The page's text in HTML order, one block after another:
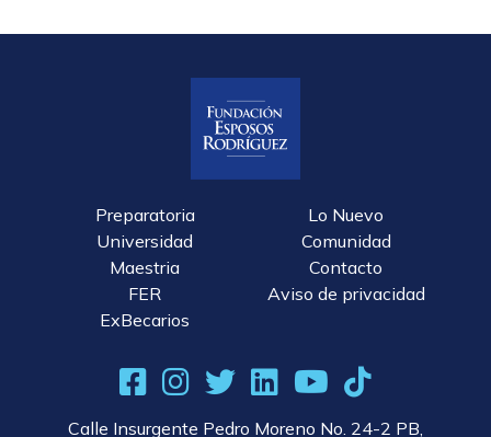
Preparatoria
Universidad
Maestria
FER
ExBecarios
Lo Nuevo
Comunidad
Contacto
Aviso de privacidad
Calle Insurgente Pedro Moreno No. 24-2 PB,